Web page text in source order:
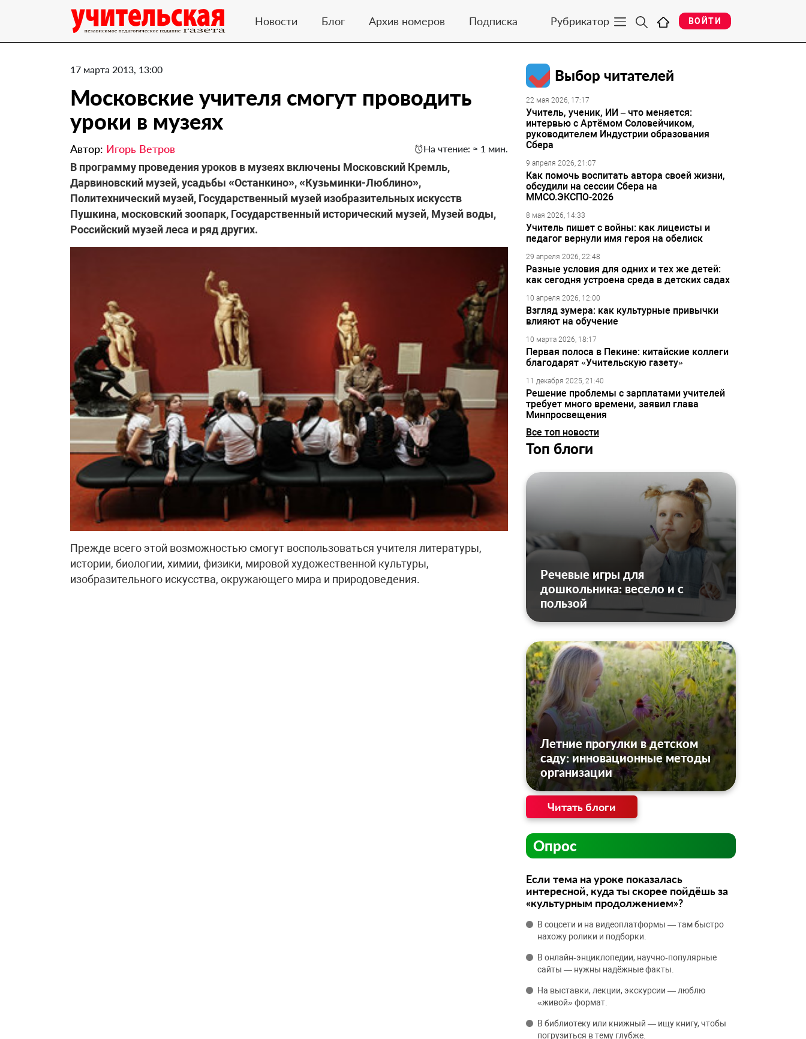
Новости Блог Архив номеров Подписка Рубрикатор ВОЙТИ
17 марта 2013, 13:00
Московские учителя смогут проводить
уроки в музеях
Автор: Игорь Ветров На чтение: ≈ 1 мин.
В программу проведения уроков в музеях включены Московский Кремль,
Дарвиновский музей, усадьбы «Останкино», «Кузьминки-Люблино»,
Политехнический музей, Государственный музей изобразительных искусств
Пушкина, московский зоопарк, Государственный исторический музей, Музей воды,
Российский музей леса и ряд других.
Прежде всего этой возможностью смогут воспользоваться учителя литературы,
истории, биологии, химии, физики, мировой художественной культуры,
изобразительного искусства, окружающего мира и природоведения.
Выбор читателей
22 мая 2026, 17:17
Учитель, ученик, ИИ – что меняется:
интервью с Артёмом Соловейчиком,
руководителем Индустрии образования
Сбера
9 апреля 2026, 21:07
Как помочь воспитать автора своей жизни,
обсудили на сессии Сбера на
ММСО.ЭКСПО-2026
8 мая 2026, 14:33
Учитель пишет с войны: как лицеисты и
педагог вернули имя героя на обелиск
29 апреля 2026, 22:48
Разные условия для одних и тех же детей:
как сегодня устроена среда в детских садах
10 апреля 2026, 12:00
Взгляд зумера: как культурные привычки
влияют на обучение
10 марта 2026, 18:17
Первая полоса в Пекине: китайские коллеги
благодарят «Учительскую газету»
11 декабря 2025, 21:40
Решение проблемы с зарплатами учителей
требует много времени, заявил глава
Минпросвещения
Все топ новости
Топ блоги
Речевые игры для
дошкольника: весело и с
пользой
Летние прогулки в детском
саду: инновационные методы
организации
Читать блоги
Опрос
Если тема на уроке показалась
интересной, куда ты скорее пойдёшь за
«культурным продолжением»?
В соцсети и на видеоплатформы — там быстро
нахожу ролики и подборки.
В онлайн‑энциклопедии, научно‑популярные
сайты — нужны надёжные факты.
На выставки, лекции, экскурсии — люблю
«живой» формат.
В библиотеку или книжный — ищу книгу, чтобы
погрузиться в тему глубже.